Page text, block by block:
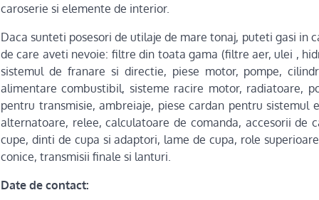
caroserie si elemente de interior.
Daca sunteti posesori de utilaje de mare tonaj, puteti gasi in
de care aveti nevoie: filtre din toata gama (filtre aer, ulei ,
sistemul de franare si directie, piese motor, pompe,
alimentare combustibil, sisteme racire motor, radiatoare,
pentru transmisie, ambreiaje, piese cardan pentru sistemul
alternatoare, relee, calculatoare de comanda, accesorii de
cupe, dinti de cupa si adaptori, lame de cupa, role
conice, transmisii finale si lanturi.
Date de contact: